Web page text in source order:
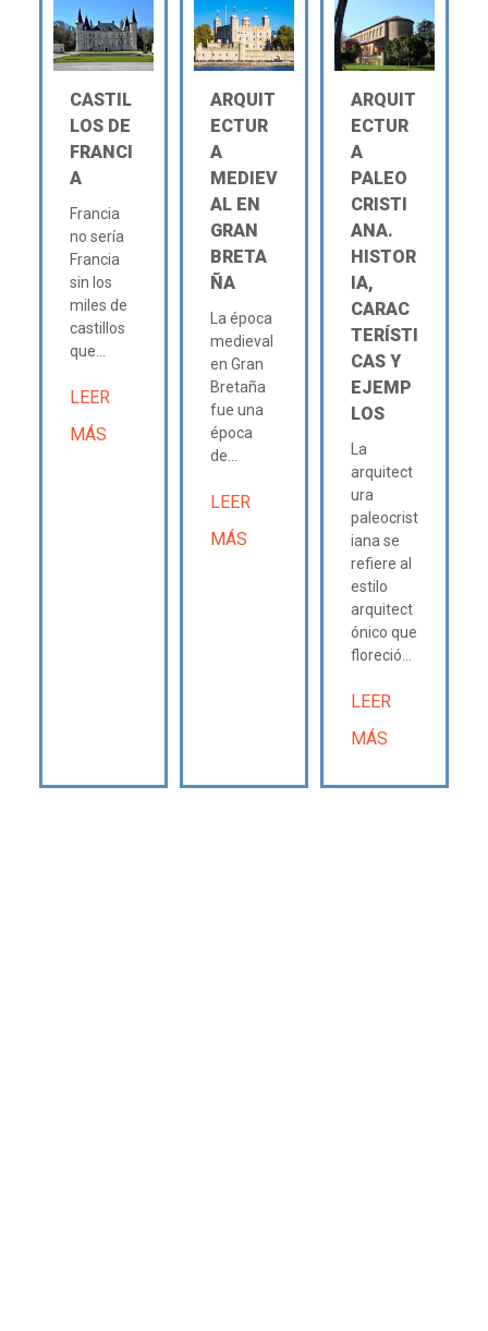
CASTIL
LOS DE
FRANCI
A
Francia
no sería
Francia
sin los
miles de
castillos
que...
LEER
MÁS
ARQUIT
ECTUR
A
MEDIEV
AL EN
GRAN
BRETA
ÑA
La época
medieval
en Gran
Bretaña
fue una
época
de...
LEER
MÁS
ARQUIT
ECTUR
A
PALEO
CRISTI
ANA.
HISTOR
IA,
CARAC
TERÍSTI
CAS Y
EJEMP
LOS
La
arquitect
ura
paleocrist
iana se
refiere al
estilo
arquitect
ónico que
floreció...
LEER
MÁS